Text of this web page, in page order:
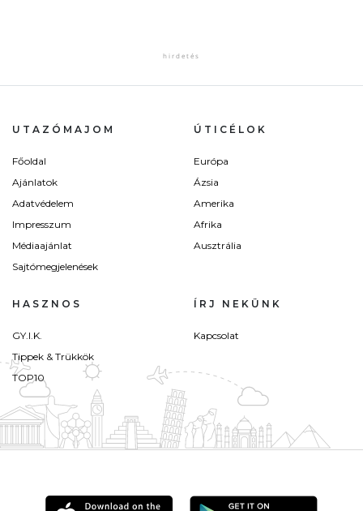
UTAZÓMAJOM
Főoldal
Ajánlatok
Adatvédelem
Impresszum
Médiaajánlat
Sajtómegjelenések
ÚTICÉLOK
Európa
Ázsia
Amerika
Afrika
Ausztrália
HASZNOS
GY.I.K.
Tippek & Trükkök
TOP10
ÍRJ NEKÜNK
Kapcsolat